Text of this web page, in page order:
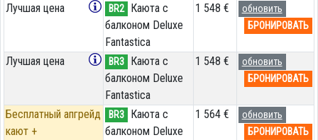
Лучшая цена BR2
Каюта с
балконом Deluxe
Fantastica
1 548 €
обновить
БРОНИРОВАТЬ
Лучшая цена BR3
Каюта с
балконом Deluxe
Fantastica
1 548 €
обновить
БРОНИРОВАТЬ
Бесплатный апгрейд
кают +
BR3
Каюта с
балконом Deluxe
1 564 €
обновить
БРОНИРОВАТЬ